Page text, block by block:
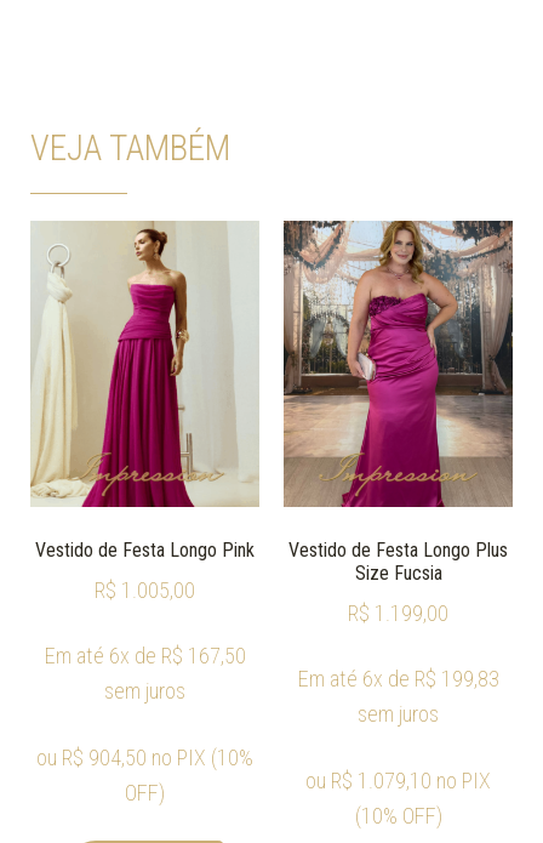
VEJA TAMBÉM
Vestido de Festa Longo Pink
R$ 1.005,00
Em até 6x de R$ 167,50
sem juros
ou R$ 904,50 no PIX (10%
OFF)
Vestido de Festa Longo Plus
Size Fucsia
R$ 1.199,00
Em até 6x de R$ 199,83
sem juros
ou R$ 1.079,10 no PIX
(10% OFF)